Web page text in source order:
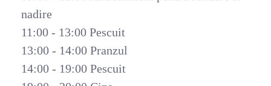
nadire
11:00 - 13:00 Pescuit
13:00 - 14:00 Pranzul
14:00 - 19:00 Pescuit